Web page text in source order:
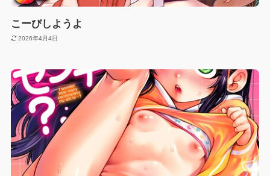
こーびしようよ
2026年4月4日